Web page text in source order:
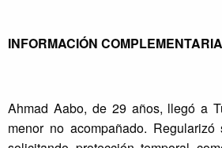
INFORMACIÓN COMPLEMENTARIA
Ahmad Aabo, de 29 años, llegó a
menor no acompañado.